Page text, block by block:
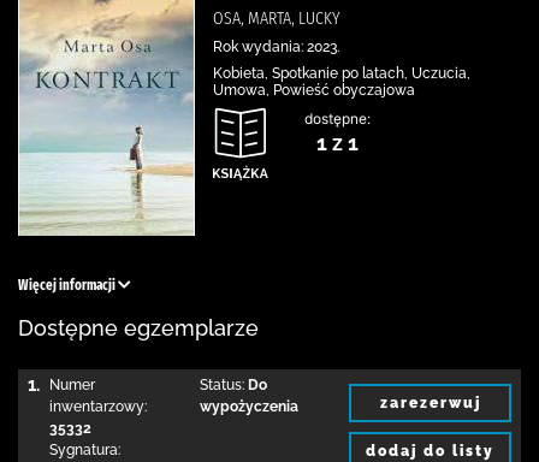
OSA, MARTA, LUCKY
Rok wydania: 2023.
Kobieta, Spotkanie po latach, Uczucia,
Umowa, Powieść obyczajowa
dostępne:
1 z 1
Więcej informacji
Dostępne egzemplarze
1.
Numer
inwentarzowy:
35332
Sygnatura:
Status: Do
wypożyczenia
zarezerwuj
dodaj do listy